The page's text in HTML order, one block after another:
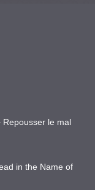
Repousser le mal
in the Name of